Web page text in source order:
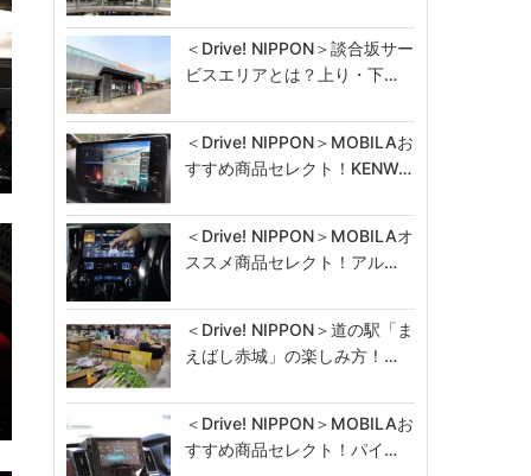
＜Drive! NIPPON＞談合坂サー
ビスエリアとは？上り・下…
＜Drive! NIPPON＞MOBILAお
すすめ商品セレクト！KENW…
＜Drive! NIPPON＞MOBILAオ
ススメ商品セレクト！アル…
＜Drive! NIPPON＞道の駅「ま
えばし赤城」の楽しみ方！…
＜Drive! NIPPON＞MOBILAお
すすめ商品セレクト！パイ…